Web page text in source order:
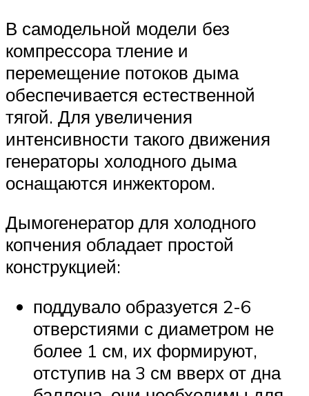
В самодельной модели без
компрессора тление и
перемещение потоков дыма
обеспечивается естественной
тягой. Для увеличения
интенсивности такого движения
генераторы холодного дыма
оснащаются инжектором.
Дымогенератор для холодного
копчения обладает простой
конструкцией:
поддувало образуется 2-6
отверстиями с диаметром не
более 1 см, их формируют,
отступив на 3 см вверх от дна